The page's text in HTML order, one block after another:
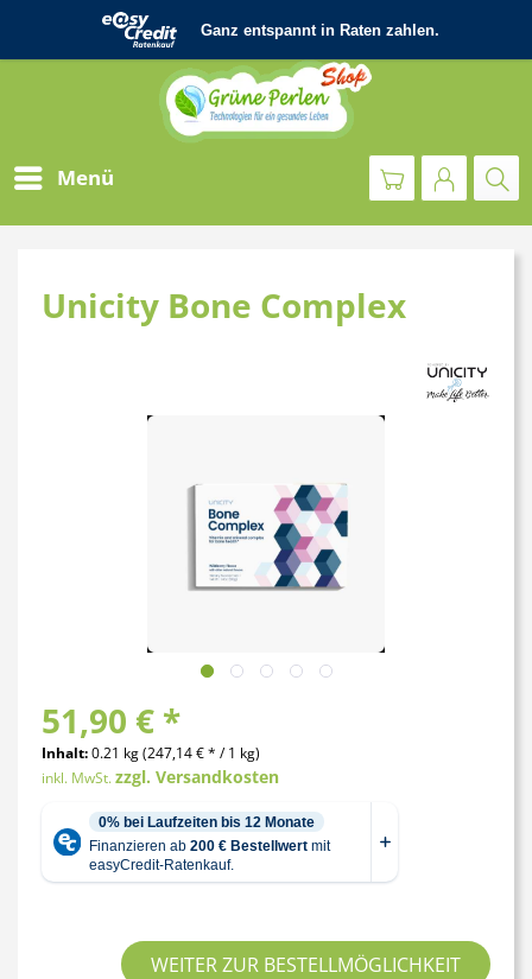
Menü
Unicity Bone Complex
51,90 € *
Inhalt:0.21 kg (247,14 € * / 1 kg)
inkl. MwSt.zzgl. Versandkosten
WEITER ZUR BESTELLMÖGLICHKEIT